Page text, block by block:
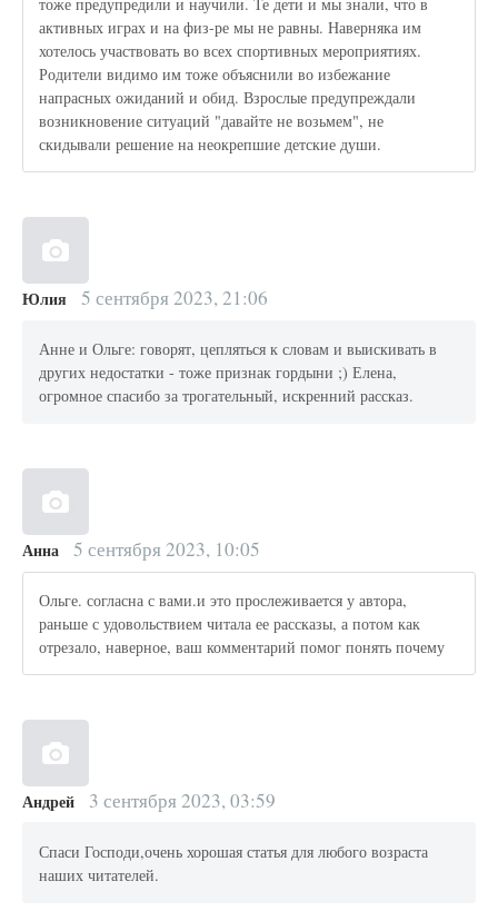
активных играх и на физ-ре мы не равны. Наверняка им
хотелось участвовать во всех спортивных мероприятиях.
Родители видимо им тоже объяснили во избежание
напрасных ожиданий и обид. Взрослые предупреждали
возникновение ситуаций "давайте не возьмем", не
скидывали решение на неокрепшие детские души.
Юлия 5 сентября 2023, 21:06
Анне и Ольге: говорят, цепляться к словам и выискивать в
других недостатки - тоже признак гордыни ;) Елена,
огромное спасибо за трогательный, искренний рассказ.
Анна 5 сентября 2023, 10:05
Ольге. согласна с вами.и это прослеживается у автора,
раньше с удовольствием читала ее рассказы, а потом как
отрезало, наверное, ваш комментарий помог понять почему
Андрей 3 сентября 2023, 03:59
Спаси Господи,очень хорошая статья для любого возраста
наших читателей.